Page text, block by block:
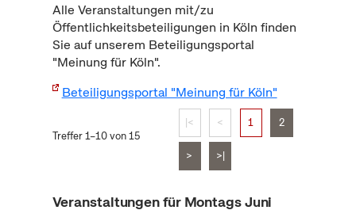
Alle Veranstaltungen mit/zu
Öffentlichkeitsbeteiligungen in Köln finden
Sie auf unserem Beteiligungsportal
"Meinung für Köln".
Beteiligungsportal "Meinung für Köln"
Treffer 1–10 von 15
|< < 1 2
> >|
Veranstaltungen für Montags Juni